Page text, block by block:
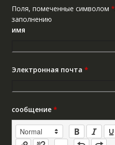
Поля, помеченные символом *
заполнению
имя
Электронная почта *
сообщение *